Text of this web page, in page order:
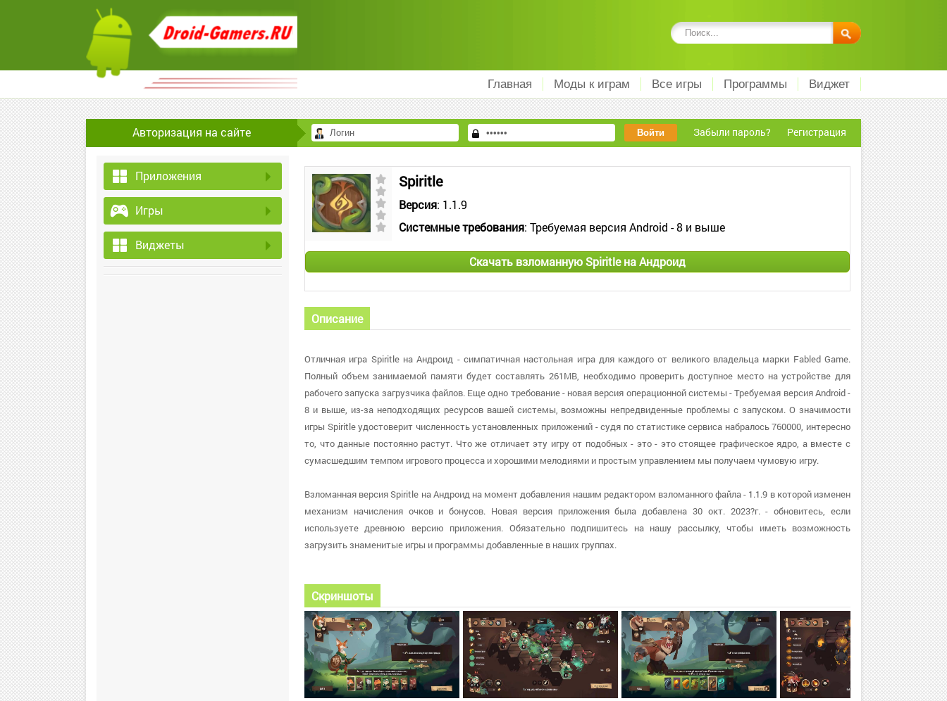
Главная Моды к играм Все игры Программы Виджет
Авторизация на сайте Забыли пароль? Регистрация
Приложения
Игры
Виджеты
Spiritle
Версия: 1.1.9
Системные требования: Требуемая версия Android - 8 и выше
Скачать взломанную Spiritle на Андроид
Описание
Отличная игра Spiritle на Андроид - симпатичная настольная игра для каждого от великого владельца марки Fabled Game.
Полный объем занимаемой памяти будет составлять 261MB, необходимо проверить доступное место на устройстве для
рабочего запуска загрузчика файлов. Еще одно требование - новая версия операционной системы - Требуемая версия Android -
8 и выше, из-за неподходящих ресурсов вашей системы, возможны непредвиденные проблемы с запуском. О значимости
игры Spiritle удостоверит численность установленных приложений - судя по статистике сервиса набралось 760000, интересно
то, что данные постоянно растут. Что же отличает эту игру от подобных - это - это стоящее графическое ядро, а вместе с
сумасшедшим темпом игрового процесса и хорошими мелодиями и простым управлением мы получаем чумовую игру.
Взломанная версия Spiritle на Андроид на момент добавления нашим редактором взломанного файла - 1.1.9 в которой изменен
механизм начисления очков и бонусов. Новая версия приложения была добавлена 30 окт. 2023?г. - обновитесь, если
используете древнюю версию приложения. Обязательно подпишитесь на нашу рассылку, чтобы иметь возможность
загрузить знаменитые игры и программы добавленные в наших группах.
Скриншоты